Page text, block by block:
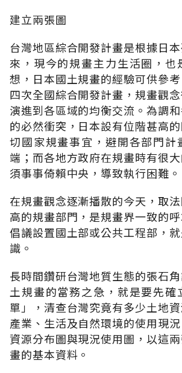
建立兩張圖
台灣地區綜合開發計畫是根據日
來，現今的規畫主力生活圈，也
想，日本國土規畫的經驗可供參
四次全國綜合開發計畫，規畫觀念
演進到各區域的均衡交流。為調
的必然衝突，日本設有位階甚高
切國家規畫事宜，避開各部門計
端；而各地方政府在規畫時有很
須事事倚賴中央，導致執行困難。
在規畫觀念逐漸播散的今天，取
高的規畫部門，是規畫界一致的
倡議設置國土部或公共工程部，
識。
長時間鑽研台灣地質生態的張石
土規畫的當務之急，就是要先確
單」，清查台灣究竟有多少土地
產業、生活及自然環境的使用現
資源分布圖與現況使用圖，以這
畫的基本資料。